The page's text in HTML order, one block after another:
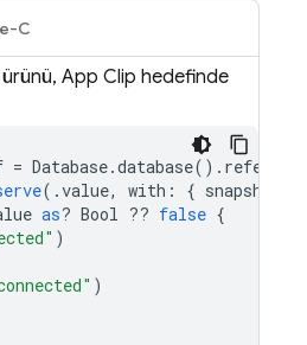
C
App Clip hedefinde
= Database.database().
(.value, with : { snapshot
as? Bool ?? false {
)
)